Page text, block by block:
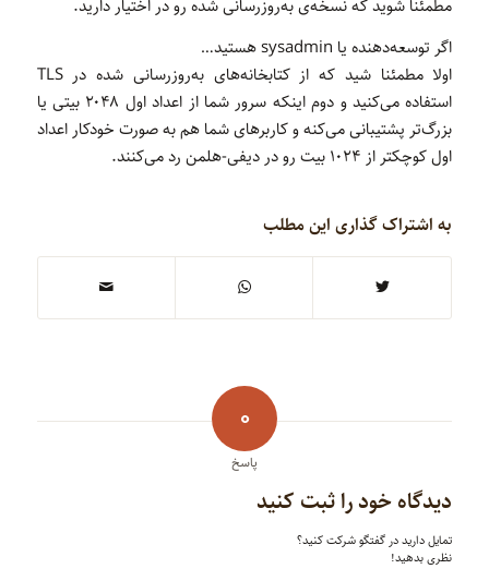
مطمئنا شوید که نسخه‌ی به‌روزرسانی شده رو در اختیار دارید.
اگر توسعه‌دهنده یا sysadmin هستید…
اولا مطمئنا شید که از کتابخانه‌های به‌روزرسانی شده در TLS
استفاده می‌کنید و دوم اینکه سرور شما از اعداد اول ۲۰۴۸ بیتی یا
بزرگ‌تر پشتیبانی می‌کنه و کاربرهای شما هم به صورت خودکار اعداد
اول کوچکتر از ۱۰۲۴ بیت رو در دیفی-هلمن رد می‌کنند.
به اشتراک گذاری این مطلب
0
پاسخ
دیدگاه خود را ثبت کنید
تمایل دارید در گفتگو شرکت کنید؟
نظری بدهید!